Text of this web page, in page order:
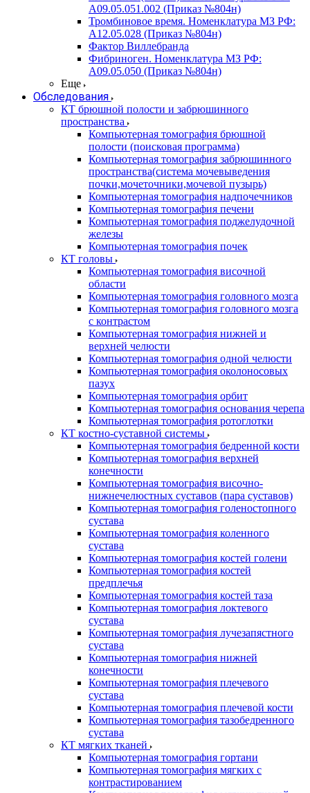
A09.05.051.002 (Приказ №804н)
Тромбиновое время. Номенклатура МЗ РФ:
A12.05.028 (Приказ №804н)
Фактор Виллебранда
Фибриноген. Номенклатура МЗ РФ:
A09.05.050 (Приказ №804н)
Еще
Обследования
КТ брюшной полости и забрюшинного
пространства
Компьютерная томография брюшной
полости (поисковая программа)
Компьютерная томография забрюшинного
пространства(система мочевыведения
почки,мочеточники,мочевой пузырь)
Компьютерная томография надпочечников
Компьютерная томография печени
Компьютерная томография поджелудочной
железы
Компьютерная томография почек
КТ головы
Компьютерная томография височной
области
Компьютерная томография головного мозга
Компьютерная томография головного мозга
с контрастом
Компьютерная томография нижней и
верхней челюсти
Компьютерная томография одной челюсти
Компьютерная томография околоносовых
пазух
Компьютерная томография орбит
Компьютерная томография основания черепа
Компьютерная томография ротоглотки
КТ костно-суставной системы
Компьютерная томография бедренной кости
Компьютерная томография верхней
конечности
Компьютерная томография височно-
нижнечелюстных суставов (пара суставов)
Компьютерная томография голеностопного
сустава
Компьютерная томография коленного
сустава
Компьютерная томография костей голени
Компьютерная томография костей
предплечья
Компьютерная томография костей таза
Компьютерная томография локтевого
сустава
Компьютерная томография лучезапястного
сустава
Компьютерная томография нижней
конечности
Компьютерная томография плечевого
сустава
Компьютерная томография плечевой кости
Компьютерная томография тазобедренного
сустава
КТ мягких тканей
Компьютерная томография гортани
Компьютерная томография мягких с
контрастированием